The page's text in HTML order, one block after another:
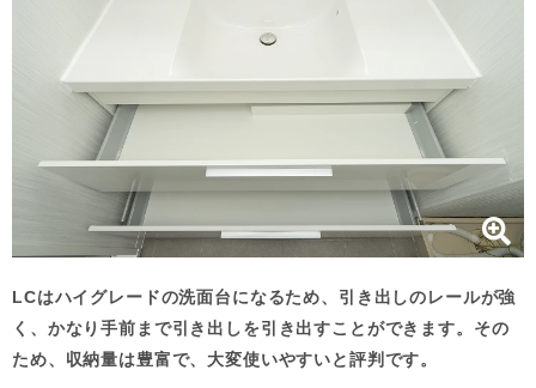
LCはハイグレードの洗面台になるため、引き出しのレールが強
く、かなり手前まで引き出しを引き出すことができます。その
ため、収納量は豊富で、大変使いやすいと評判です。